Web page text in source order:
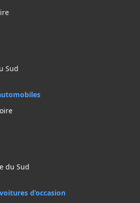
CORPORATION
Sud
du Sud
d’occasion